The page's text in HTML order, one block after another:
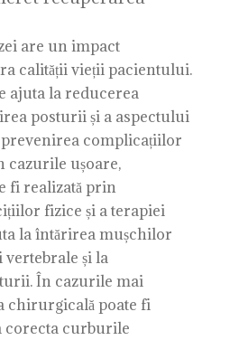
are un impact
calității vieții pacientului.
ajuta la reducerea
posturii și a aspectului
complicațiilor
cazurile ușoare,
fi realizată prin
fizice și a terapiei
la întărirea mușchilor
și la
În cazurile mai
chirurgicală poate fi
corecta curburile